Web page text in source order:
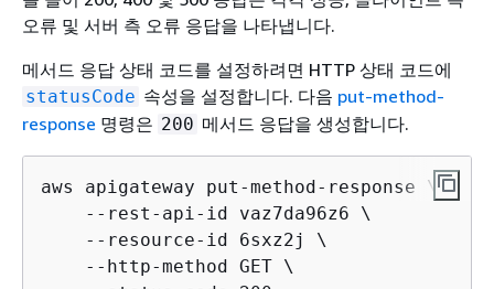
오류 및 서버 측 오류 응답을 나타냅니다.
메서드 응답 상태 코드를 설정하려면 HTTP 상태 코드에
statusCode 속성을 설정합니다. 다음 put-method-
response 명령은 200 메서드 응답을 생성합니다.
aws apigateway put-method-response \
    --rest-api-id vaz7da96z6 \
    --resource-id 6sxz2j \
    --http-method GET \